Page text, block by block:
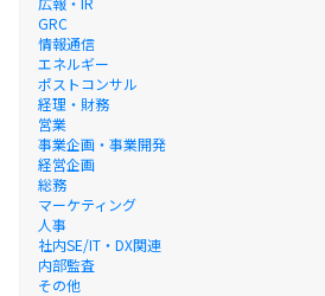
GRC
情報通信
エネルギー
ポストコンサル
経理・財務
営業
事業企画・事業開発
経営企画
総務
マーケティング
人事
社内SE/IT・DX関連
内部監査
その他